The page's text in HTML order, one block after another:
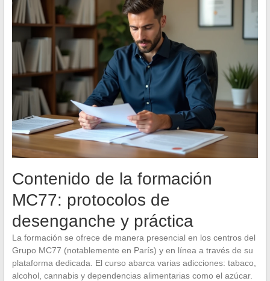
Contenido de la formación
MC77: protocolos de
desenganche y práctica
La formación se ofrece de manera presencial en los centros del
Grupo MC77 (notablemente en París) y en línea a través de su
plataforma dedicada. El curso abarca varias adicciones: tabaco,
alcohol, cannabis y dependencias alimentarias como el azúcar.